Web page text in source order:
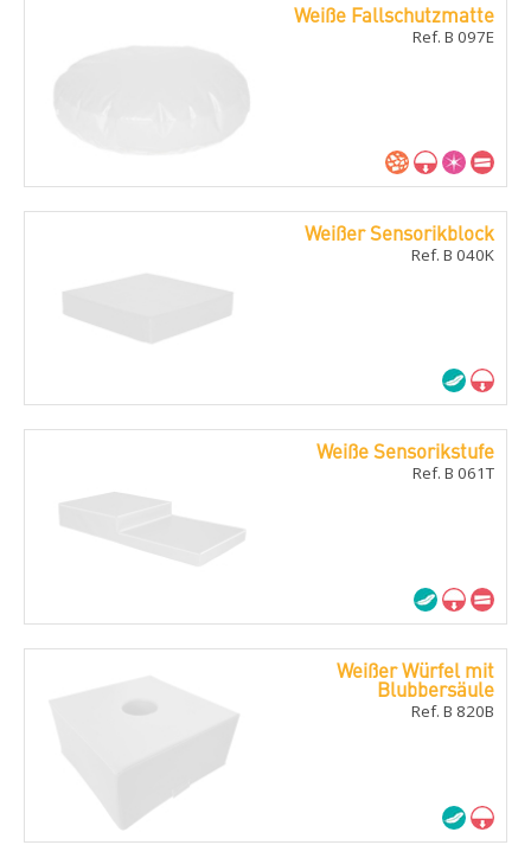
Weiße Fallschutzmatte
Ref. B 097E
Weißer Sensorikblock
Ref. B 040K
Weiße Sensorikstufe
Ref. B 061T
Weißer Würfel mit
Blubbersäule
Ref. B 820B